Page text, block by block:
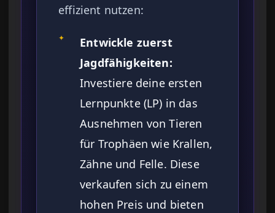
effizient nutzen:
✦
Entwickle zuerst
Jagdfähigkeiten:
Investiere deine ersten
Lernpunkte (LP) in das
Ausnehmen von Tieren
für Trophäen wie Krallen,
Zähne und Felle. Diese
verkaufen sich zu einem
hohen Preis und bieten